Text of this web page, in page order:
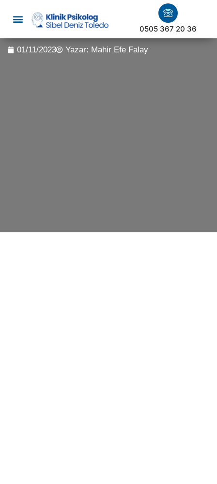
0505 367 20 36
01/11/2023 Yazar: Mahir Efe Falay